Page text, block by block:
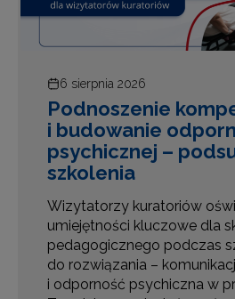
6 sierpnia 2026
Podnoszenie
i budowanie
psychicznej –
szkolenia
Wizytatorzy kuratoriów
umiejętności kluczowe dla
pedagogicznego podczas
do rozwiązania –
i odporność psychiczna w